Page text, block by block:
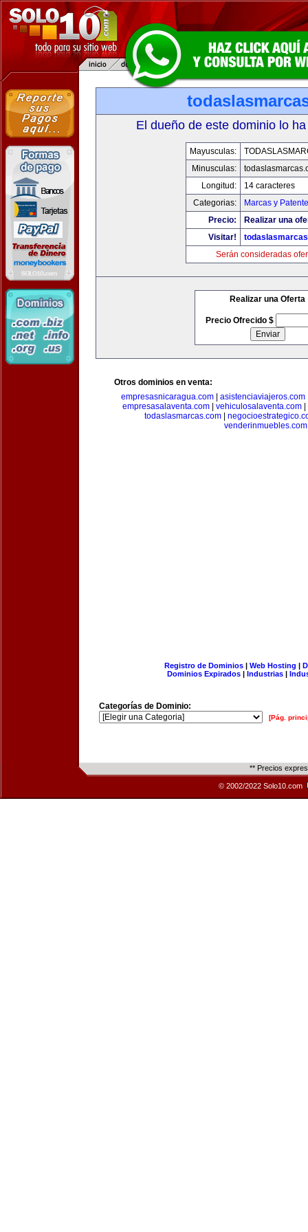
El dueño de este dominio lo
Mayusculas:
Minusculas:
Longitud:
14 caracteres
Categorias:
Marcas y
Precio:
Realizar una
Visitar!
Serán consideradas
Realizar una Oferta
Precio Ofrecido $
Otros dominios en venta:
empresasnicaragua.com| asistenciaviajeros.com
empresasalaventa.com| vehiculosalaventa.com|
todaslasmarcas.com
venderinmuebles.com
Registro de Dominios| Web Hosting |
Dominios Expirados | Industrias |
Categorías de Dominio:
[Pág.
** Precios
© 2002/2022 Solo10.com